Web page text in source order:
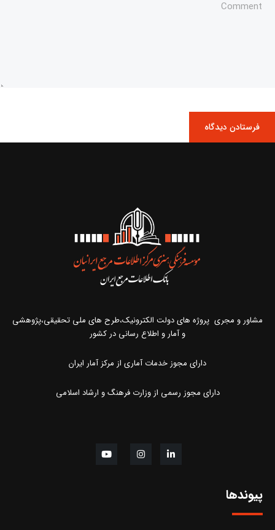
مشاور و مجری پروژه های دولت الکترونیک،طرح های ملی تحقیقی،پژوهشی
و آمار و اطلاع رسانی در کشور
دارای مجوز خدمات آماری از مرکز آمار ایران
دارای مجوز رسمی از وزارت فرهنگ و ارشاد اسلامی
پیوندها